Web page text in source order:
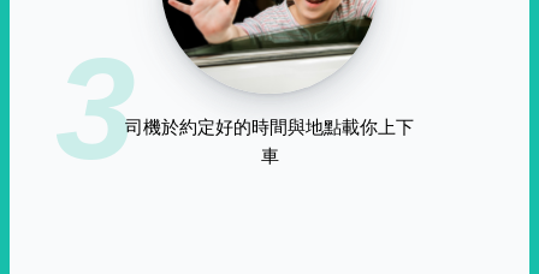
3司機於約定好的時間與地點載你上下
車